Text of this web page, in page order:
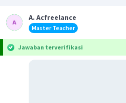
A. Acfreelance
Master Teacher
Jawaban terverifikasi